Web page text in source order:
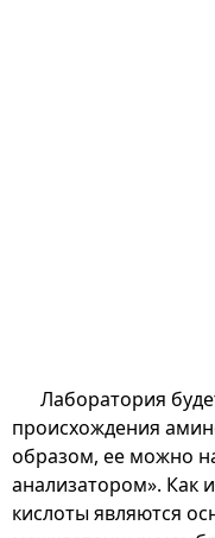
Лаборатория
происхождения
образом, ее можно
анализатором». Как
кислоты являются